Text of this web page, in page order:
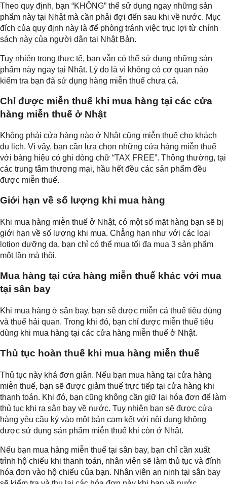
Theo quy định, bạn “KHÔNG” thể sử dụng ngay những sản
phẩm này tại Nhật mà cần phải đợi đến sau khi về nước. Mục
đích của quy định này là để phòng tránh việc trục lợi từ chính
sách này của người dân tại Nhật Bản.
Tuy nhiên trong thực tế, bạn vẫn có thể sử dụng những sản
phẩm này ngay tại Nhật. Lý do là vì không có cơ quan nào
kiểm tra bạn đã sử dụng hàng miễn thuế chưa cả.
Chỉ được miễn thuế khi mua hàng tại các cửa
hàng miễn thuế ở Nhật
Không phải cửa hàng nào ở Nhật cũng miễn thuế cho khách
du lịch. Vì vậy, bạn cần lựa chọn những cửa hàng miễn thuế
với bảng hiệu có ghi dòng chữ “TAX FREE”. Thông thường, tại
các trung tâm thương mại, hầu hết đều các sản phẩm đều
được miễn thuế.
Giới hạn về số lượng khi mua hàng
Khi mua hàng miễn thuế ở Nhật, có một số mặt hàng bạn sẽ bị
giới hạn về số lượng khi mua. Chẳng hạn như với các loại
lotion dưỡng da, bạn chỉ có thể mua tối đa mua 3 sản phẩm
một lần mà thôi.
Mua hàng tại cửa hàng miễn thuế khác với mua
tại sân bay
Khi mua hàng ở sân bay, bạn sẽ được miễn cả thuế tiêu dùng
và thuế hải quan. Trong khi đó, bạn chỉ được miễn thuế tiêu
dùng khi mua hàng tại các cửa hàng miễn thuế ở Nhật.
Thủ tục hoàn thuế khi mua hàng miễn thuế
Thủ tục này khá đơn giản. Nếu bạn mua hàng tại cửa hàng
miễn thuế, bạn sẽ được giảm thuế trực tiếp tại cửa hàng khi
thanh toán. Khi đó, bạn cũng không cần giữ lại hóa đơn để làm
thủ tục khi ra sân bay về nước. Tuy nhiên bạn sẽ được cửa
hàng yêu cầu ký vào một bản cam kết với nội dung không
được sử dụng sản phẩm miễn thuế khi còn ở Nhật.
Nếu bạn mua hàng miễn thuế tại sân bay, bạn chỉ cần xuất
trình hộ chiếu khi thanh toán, nhân viên sẽ làm thủ tục và đính
hóa đơn vào hộ chiếu của bạn. Nhân viên an ninh tại sân bay